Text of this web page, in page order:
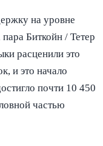
на уровне
Биткойн / Тетер
расценили это
и это начало
почти 10 450
частью